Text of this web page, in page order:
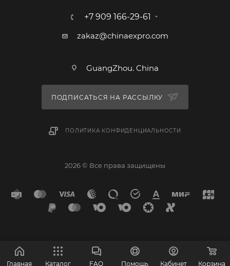
+7 909 166-29-61
zakaz@chinaexpro.com
GuangZhou. China
ПОДПИСАТЬСЯ НА РАССЫЛКУ
ПОЛИТИКА КОНФИДЕНЦИАЛЬНОСТИ
2026 © Все права защищены
Главная Каталог FAQ Помощь Кабинет Корзина